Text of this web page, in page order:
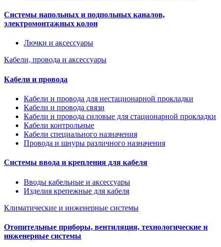
Системы напольных и подпольных каналов,
электромонтажных колон
Лючки и аксессуары
Кабели, провода и аксессуары
Кабели и провода
Кабели и провода для нестационарной прокладки
Кабели и провода связи
Кабели и провода силовые для стационарной прокладки
Кабели контрольные
Кабели специального назначения
Провода и шнуры различного назначения
Системы ввода и крепления для кабеля
Вводы кабельные и аксессуары
Изделия крепежные для кабеля
Климатические и инженерные системы
Отопительные приборы, вентиляция, технологические и
инженерные системы